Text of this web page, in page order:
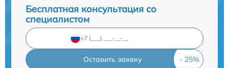
Бесплатная консультация со
специалистом
Оставить заявку